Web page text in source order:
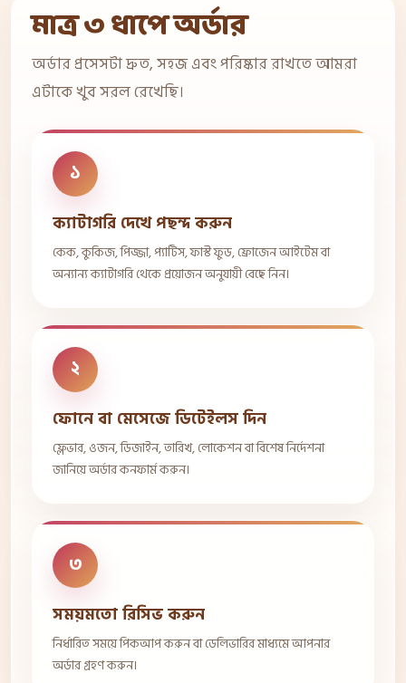
মাত্র ৩ ধাপে অর্ডার
অর্ডার প্রসেসটা দ্রুত, সহজ এবং পরিষ্কার রাখতে আমরা
এটাকে খুব সরল রেখেছি।
১
ক্যাটাগরি দেখে পছন্দ করুন
কেক, কুকিজ, পিজ্জা, প্যাটিস, ফাস্ট ফুড, ফ্রোজেন আইটেম বা
অন্যান্য ক্যাটাগরি থেকে প্রয়োজন অনুযায়ী বেছে নিন।
২
ফোনে বা মেসেজে ডিটেইলস দিন
ফ্লেভার, ওজন, ডিজাইন, তারিখ, লোকেশন বা বিশেষ নির্দেশনা
জানিয়ে অর্ডার কনফার্ম করুন।
৩
সময়মতো রিসিভ করুন
নির্ধারিত সময়ে পিকআপ করুন বা ডেলিভারির মাধ্যমে আপনার
অর্ডার গ্রহণ করুন।